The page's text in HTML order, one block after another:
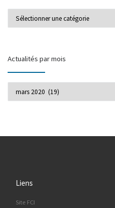
Actualités par mois
Liens
Site FCI